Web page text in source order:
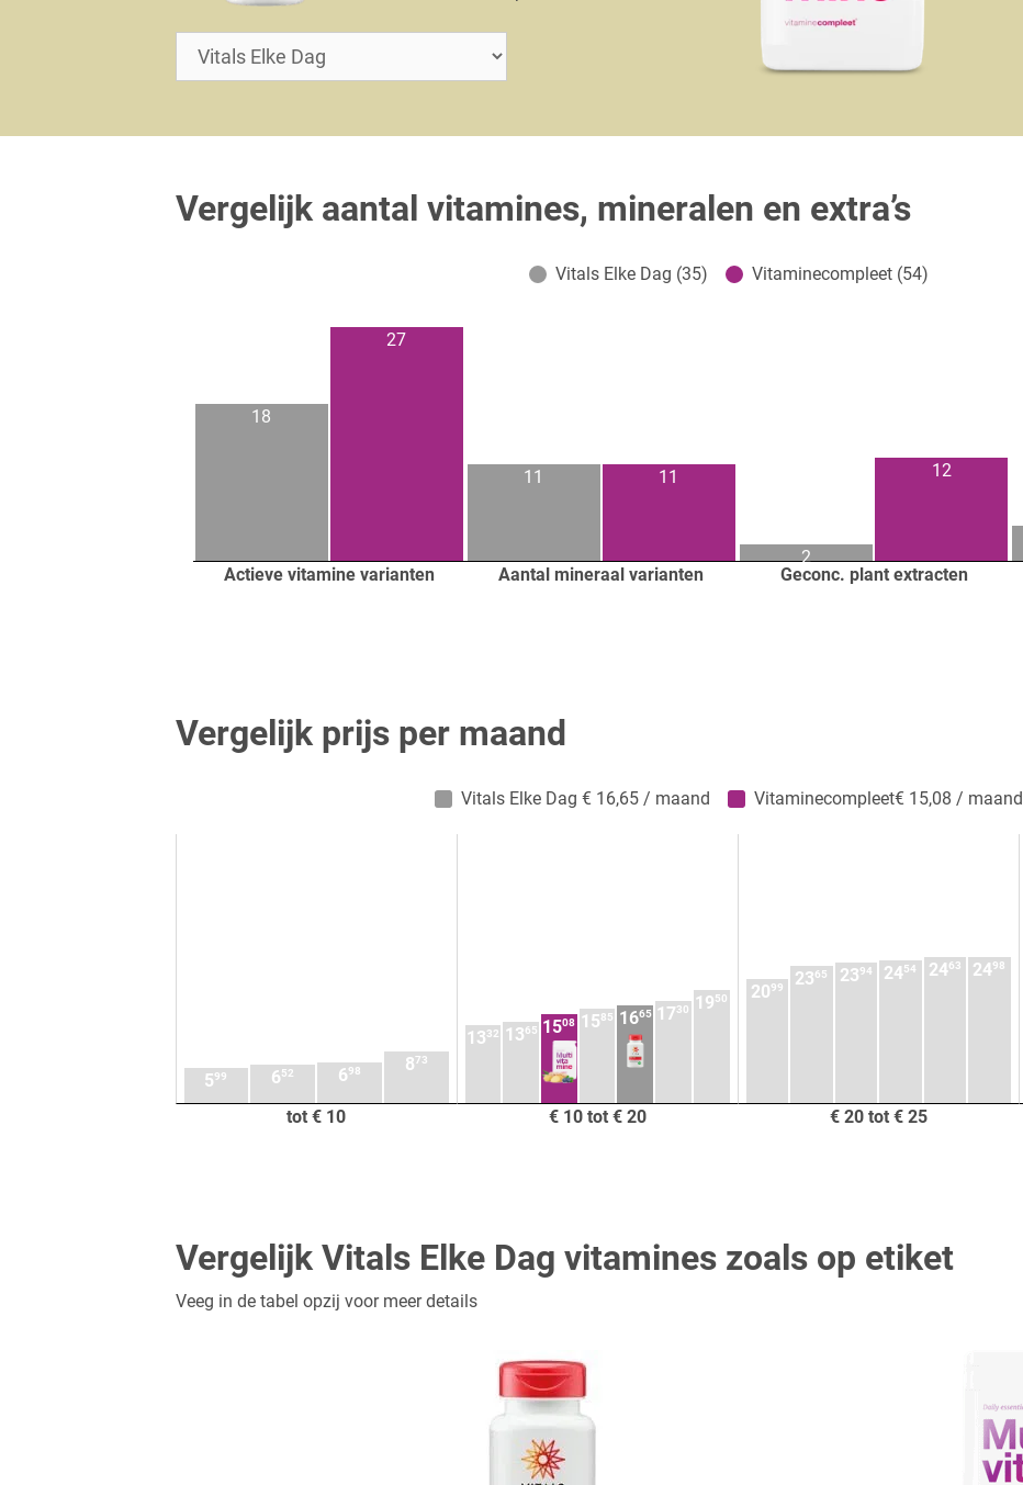
Vergelijk aantal vitamines, mineralen en extra’s
Vitals Elke Dag (35) Vitaminecompleet (54)
Actieve vitamine varianten
18
27
Aantal mineraal varianten
11 11
Geconc. plant extracten
2
12
Vergelijk prijs per maand
Vitals Elke Dag € 16,65 / maand Vitaminecompleet€ 15,08 / maand
tot € 10
599 652 698 873
€ 10 tot € 20
1332 1365 1508 1585 1665 1730 1950
€ 20 tot € 25
2099 2365 2394 2454 2463 2498
Vergelijk Vitals Elke Dag vitamines zoals op etiket
Veeg in de tabel opzij voor meer details